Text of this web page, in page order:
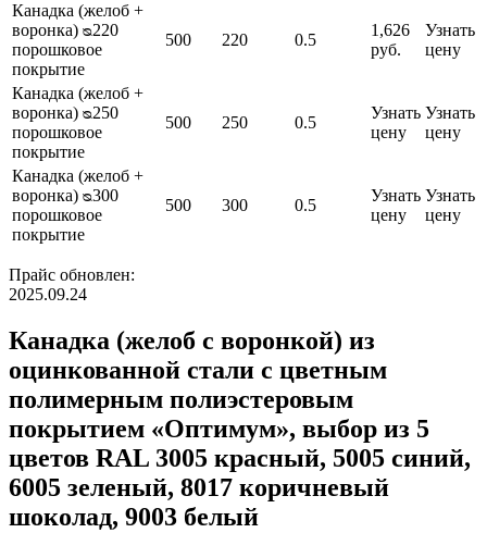
Канадка (желоб +
воронка) ᴓ220
порошковое
покрытие
500 220 0.5
1,626
руб.
Узнать
цену
Канадка (желоб +
воронка) ᴓ250
порошковое
покрытие
500 250 0.5
Узнать
цену
Узнать
цену
Канадка (желоб +
воронка) ᴓ300
порошковое
покрытие
500 300 0.5
Узнать
цену
Узнать
цену
Прайс обновлен:
2025.09.24
Канадка (желоб с воронкой) из
оцинкованной стали с цветным
полимерным полиэстеровым
покрытием «Оптимум», выбор из 5
цветов RAL 3005 красный, 5005 синий,
6005 зеленый, 8017 коричневый
шоколад, 9003 белый